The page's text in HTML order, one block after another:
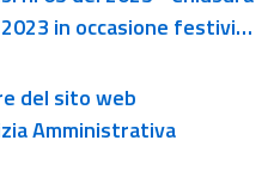
di funzionario
assistente informatico,
della durata di trenta
in occasione festività
del sito web
Amministrativa